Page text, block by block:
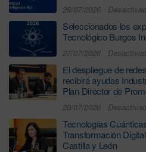
28/07/2026
Seleccionados los
Tecnológico Burgos
27/07/2026
El despliegue de
recibirá ayudas
Plan Director de
20/07/2026
Tecnologías
Transformación
Castilla y León